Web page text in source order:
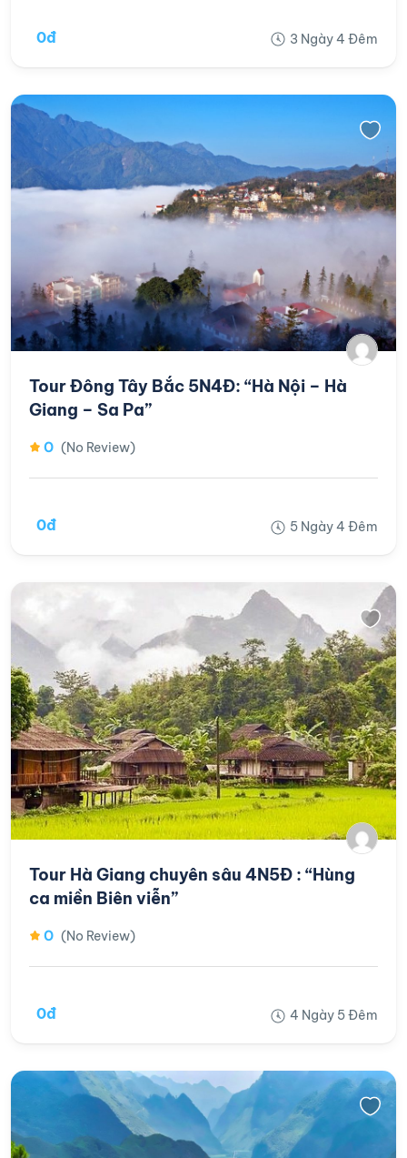
0đ 3 Ngày 4 Đêm
Tour Đông Tây Bắc 5N4Đ: “Hà Nội – Hà
Giang – Sa Pa”
0 (No Review)
0đ 5 Ngày 4 Đêm
Tour Hà Giang chuyên sâu 4N5Đ : “Hùng
ca miền Biên viễn”
0 (No Review)
0đ 4 Ngày 5 Đêm